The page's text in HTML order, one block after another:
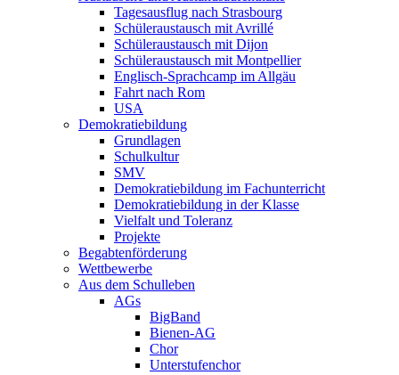
Tagesausflug nach Strasbourg
Schüleraustausch mit Avrillé
Schüleraustausch mit Dijon
Schüleraustausch mit Montpellier
Englisch-Sprachcamp im Allgäu
Fahrt nach Rom
USA
Demokratiebildung
Grundlagen
Schulkultur
SMV
Demokratiebildung im Fachunterricht
Demokratiebildung in der Klasse
Vielfalt und Toleranz
Projekte
Begabtenförderung
Wettbewerbe
Aus dem Schulleben
AGs
BigBand
Bienen-AG
Chor
Unterstufenchor